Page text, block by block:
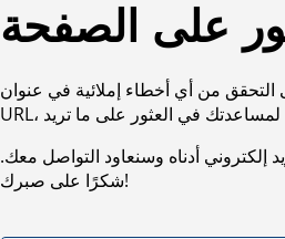
على الصفحة
التحقق من أي أخطاء إملائية في عنوان
أدناه وسنعاود التواصل معك.
شكرًا على صبرك!